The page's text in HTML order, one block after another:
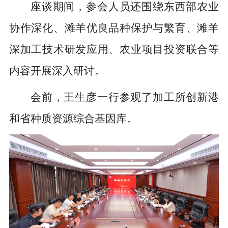
座谈期间，参会人员还围绕东西部农业
协作深化、滩羊优良品种保护与繁育、滩羊
深加工技术研发应用、农业项目投资联合等
内容开展深入研讨。
会前，王生彦一行参观了加工所创新港
和省种质资源综合基因库。